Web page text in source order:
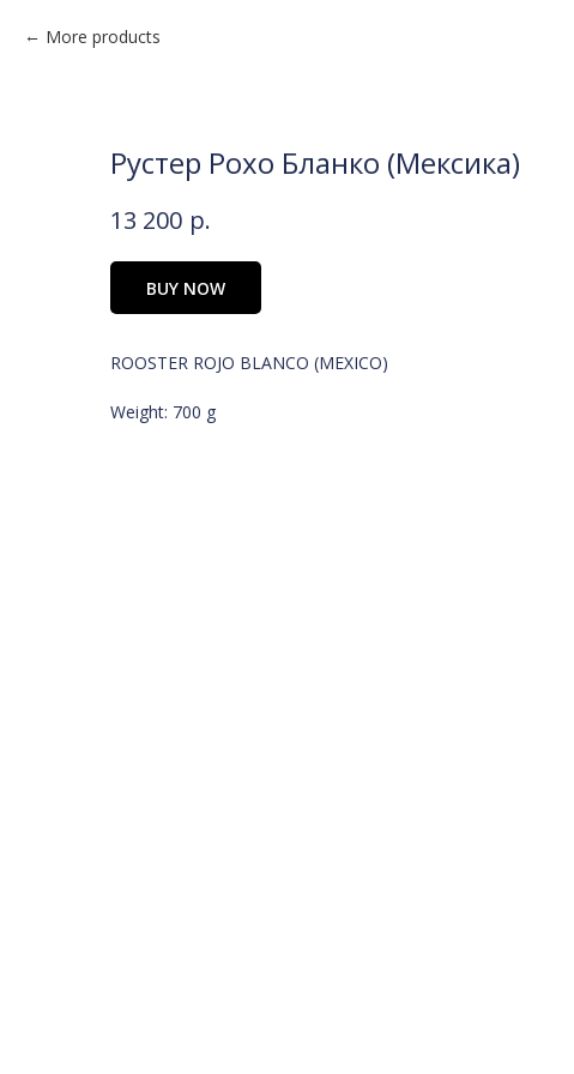
More products
Рустер Рохо Бланко (Мексика)
13 200 р.
BUY NOW
ROOSTER ROJO BLANCO (MEXICO)
Weight: 700 g